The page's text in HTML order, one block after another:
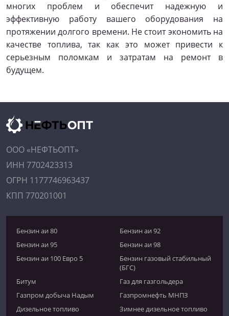
многих проблем и обеспечит надежную и
эффективную работу вашего оборудования на
протяжении долгого времени. Не стоит экономить на
качестве топлива, так как это может привести к
серьезным поломкам и затратам на ремонт в
будущем.
ООО «НЕФТЬОПТ»
ИНН 7702423313
ОГРН 1177746963437
КПП 770201001
Бензин аи 80
Бензин аи 92
Бензин аи 95
Бензин аи 98
Бензин аи 100 Евро 5
Бензин газовый стабильный
(БГС)
Битум
Газ для газгольдера
Газпром добыча Надым
Газпромнефть МНПЗ
Дизельное топливо
Зимнее дизельное топливо